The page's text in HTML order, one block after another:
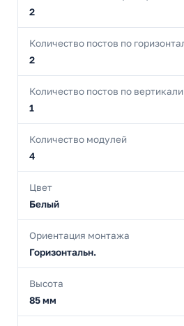
2
Количество постов по
2
Количество постов по вертикали
1
Количество модулей
4
Цвет
Белый
Ориентация монтажа
Горизонтальн.
Высота
85 мм